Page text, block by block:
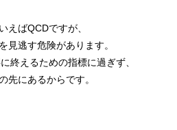
えばQCDですが、
見逃す危険があります。
終えるための指標に過ぎず、
先にあるからです。